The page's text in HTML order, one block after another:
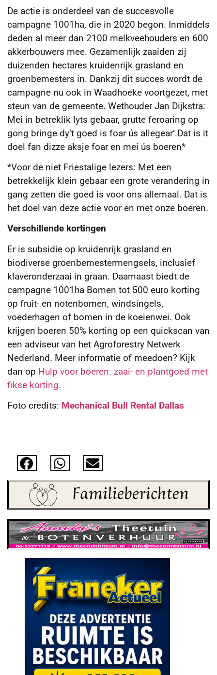
De actie is onderdeel van de succesvolle
campagne 1001ha, die in 2020 begon. Inmiddels
deden al meer dan 2100 melkveehouders en 600
akkerbouwers mee. Gezamenlijk zaaiden zij
duizenden hectares kruidenrijk grasland en
groenbemesters in. Dankzij dit succes wordt de
campagne nu ook in Waadhoeke voortgezet, met
steun van de gemeente. Wethouder Jan Dijkstra:
Mei in betreklik lyts gebaar, grutte feroaring op
gong bringe dy’t goed is foar ús allegear’.Dat is it
doel fan dizze aksje foar en mei ús boeren*
*Voor de niet Friestalige lezers: Met een
betrekkelijk klein gebaar een grote verandering in
gang zetten die goed is voor ons allemaal. Dat is
het doel van deze actie voor en met onze boeren.
Verschillende kortingen
Er is subsidie op kruidenrijk grasland en
biodiverse groenbemestermengsels, inclusief
klaveronderzaai in graan. Daarnaast biedt de
campagne 1001ha Bomen tot 500 euro korting
op fruit- en notenbomen, windsingels,
voederhagen of bomen in de koeienwei. Ook
krijgen boeren 50% korting op een quickscan van
een adviseur van het Agroforestry Netwerk
Nederland. Meer informatie of meedoen? Kijk
dan op Hulp voor boeren: zaai- en plantgoed met
fikse korting.
Foto credits: Mechanical Bull Rental Dallas